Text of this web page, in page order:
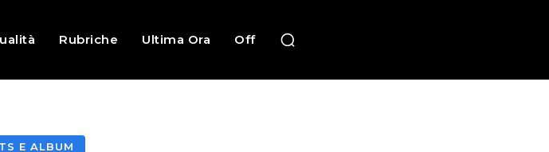
Rubriche Ultima Ora Off
E ALBUM